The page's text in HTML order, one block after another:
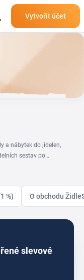
Vytvořit účet
a nábytek do jídelen,
sestav po
restaurační i
akce a promo kódy
platnou nabídku,
před dokončením
na židle a stoly.
%) O obchodu
slevové